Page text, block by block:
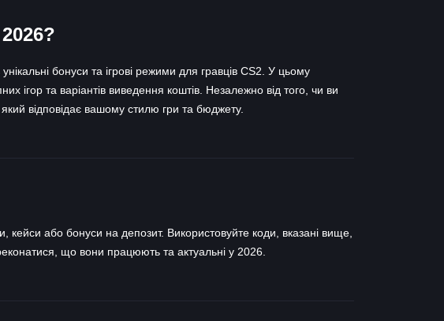
бонуси та ігрові режими для гравців CS2. У цьому
ігор та варіантів виведення коштів. Незалежно від того, чи ви
відповідає вашому стилю гри та бюджету.
або бонуси на депозит. Використовуйте коди, вказані вище,
що вони працюють та актуальні у 2026.